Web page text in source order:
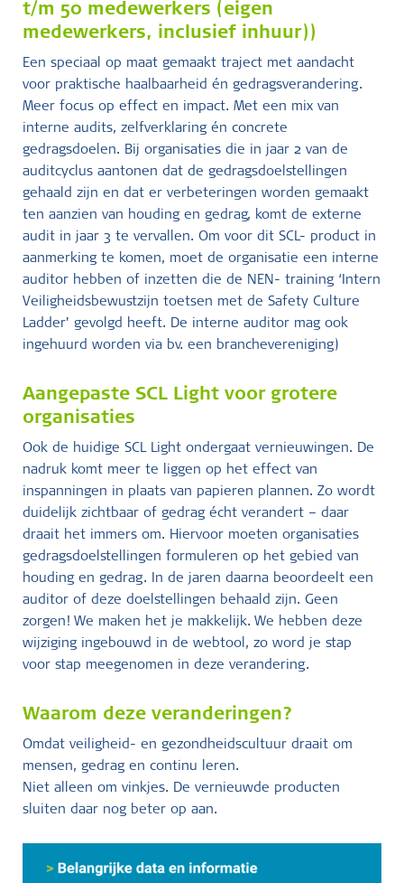
t/m 50 medewerkers (eigen
medewerkers, inclusief inhuur))
Een speciaal op maat gemaakt traject met aandacht
voor praktische haalbaarheid én gedragsverandering.
Meer focus op effect en impact. Met een mix van
interne audits, zelfverklaring én concrete
gedragsdoelen. Bij organisaties die in jaar 2 van de
auditcyclus aantonen dat de gedragsdoelstellingen
gehaald zijn en dat er verbeteringen worden gemaakt
ten aanzien van houding en gedrag, komt de externe
audit in jaar 3 te vervallen. Om voor dit SCL- product in
aanmerking te komen, moet de organisatie een interne
auditor hebben of inzetten die de NEN- training ‘Intern
Veiligheidsbewustzijn toetsen met de Safety Culture
Ladder’ gevolgd heeft. De interne auditor mag ook
ingehuurd worden via bv. een branchevereniging)
Aangepaste SCL Light voor grotere
organisaties
Ook de huidige SCL Light ondergaat vernieuwingen. De
nadruk komt meer te liggen op het effect van
inspanningen in plaats van papieren plannen. Zo wordt
duidelijk zichtbaar of gedrag écht verandert – daar
draait het immers om. Hiervoor moeten organisaties
gedragsdoelstellingen formuleren op het gebied van
houding en gedrag. In de jaren daarna beoordeelt een
auditor of deze doelstellingen behaald zijn. Geen
zorgen! We maken het je makkelijk. We hebben deze
wijziging ingebouwd in de webtool, zo word je stap
voor stap meegenomen in deze verandering.
Waarom deze veranderingen?
Omdat veiligheid- en gezondheidscultuur draait om
mensen, gedrag en continu leren.
Niet alleen om vinkjes. De vernieuwde producten
sluiten daar nog beter op aan.